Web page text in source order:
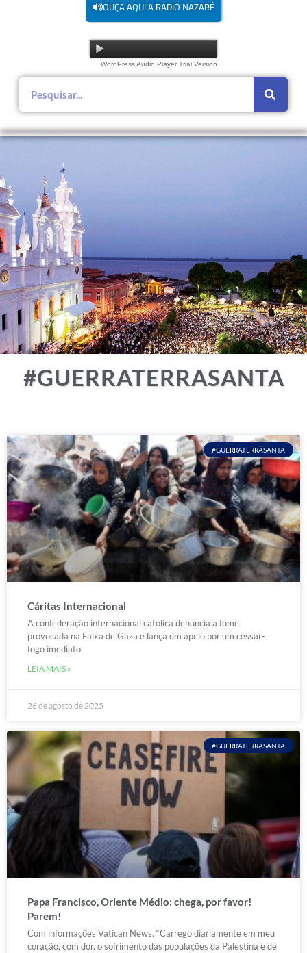
OUÇA AQUI A RÁDIO NAZARÉ
WordPress Audio Player Trial Version
#GUERRATERRASANTA
#GUERRATERRASANTA
Cáritas Internacional
A confederação internacional católica denuncia a fome
provocada na Faixa de Gaza e lança um apelo por um cessar-
fogo imediato.
LEIA MAIS »
26 de agosto de 2025
#GUERRATERRASANTA
Papa Francisco, Oriente Médio: chega, por favor!
Parem!
Com informações Vatican News. “Carrego diariamente em meu
coração, com dor, o sofrimento das populações da Palestina e de